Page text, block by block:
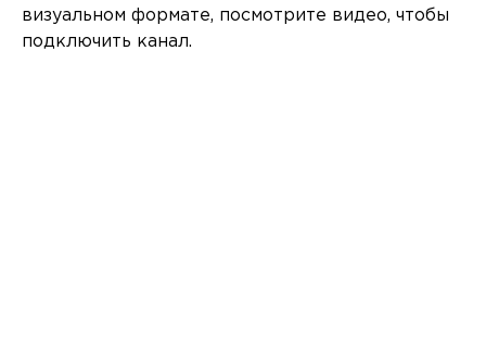
визуальном формате, посмотрите видео, чтобы
подключить канал.